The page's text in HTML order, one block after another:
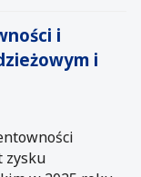
i
i
zysku